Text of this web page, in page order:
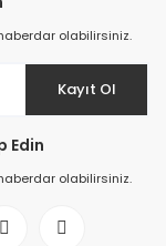
olabilirsiniz.
Kayıt Ol
Edin
olabilirsiniz.